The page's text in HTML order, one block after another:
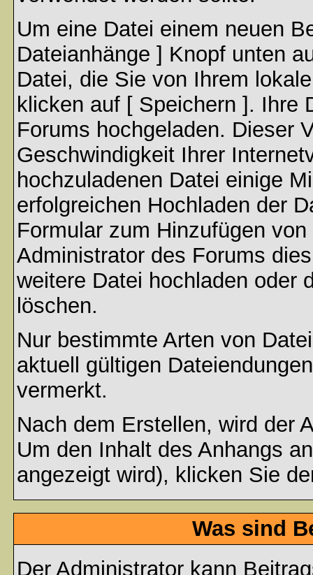
Um eine Datei einem neuen
Dateianhänge ] Knopf unten
Datei, die Sie von Ihrem
klicken auf [ Speichern ]. Ihre
Forums hochgeladen. Dieser
Geschwindigkeit Ihrer
hochzuladenen Datei einige
erfolgreichen Hochladen der
Formular zum Hinzufügen
Administrator des Forums
weitere Datei hochladen oder
löschen.
Nur bestimmte Arten von
aktuell gültigen
vermerkt.
Nach dem Erstellen, wird der
Um den Inhalt des Anhangs
angezeigt wird), klicken Sie
Was sind
Der Administrator kann